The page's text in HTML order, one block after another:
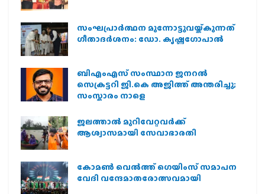
സംഘപ്രാര്‍ത്ഥന മുന്നോട്ടുവയ്ക്കുന്നത്
ഗീതാദര്‍ശനം: ഡോ. കൃഷ്ണഗോപാല്‍
ബിഎംഎസ് സംസ്ഥാന ജനറൽ
സെക്രട്ടറി ജി.കെ അജിത്ത് അന്തരിച്ചു;
സംസ്കാരം നാളെ
ജലത്താല്‍ മുറിവേറ്റവര്‍ക്ക്
ആശ്വാസമായി സേവാഭാരതി
കോമൺ വെൽത്ത് ഗെയിംസ് സമാപന
വേദി വന്ദേമാതരോത്സവമായി